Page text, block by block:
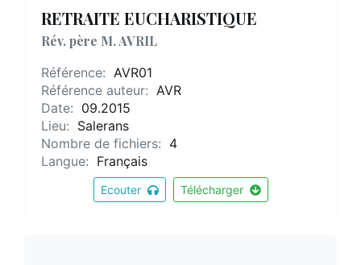
RETRAITE EUCHARISTIQUE
Rév. père M. AVRIL
Référence: AVR01
Référence auteur: AVR
Date: 09.2015
Lieu: Salerans
Nombre de fichiers: 4
Langue: Français
Ecouter Télécharger